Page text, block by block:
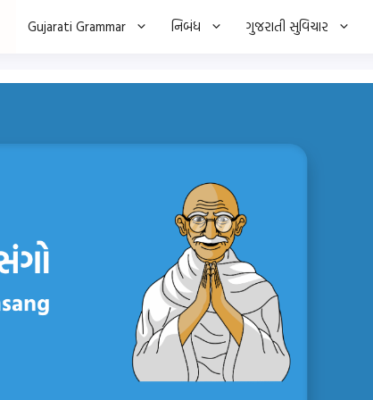
Gujarati Grammar નિબંધ ગુજરાતી સુવિચાર